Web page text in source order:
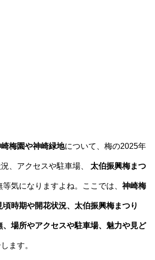
梅園や神崎緑地について、梅の2025年
、アクセスや駐車場、 太伯振興梅まつ
等気になりますよね。ここでは、神崎梅
時期や開花状況、 太伯振興梅まつり
、場所やアクセスや駐車場、魅力や見ど
ます。